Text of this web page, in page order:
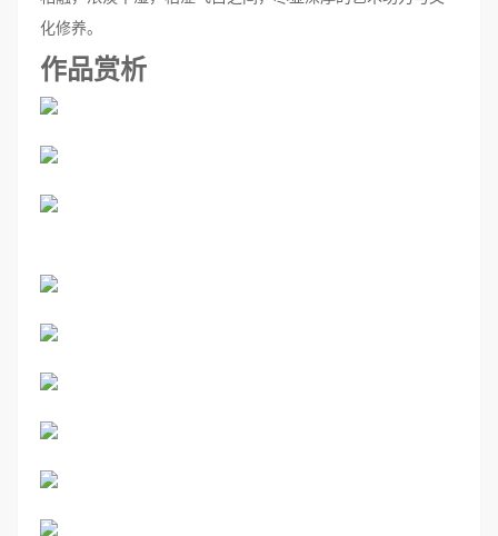
化修养。
作品赏析